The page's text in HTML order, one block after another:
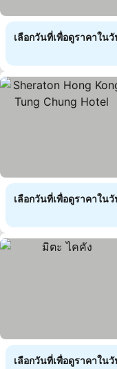
เลือกวันที่เพื่อดูราคาใน
เลือกวันที่เพื่อดูราคาใน
เลือกวันที่เพื่อดูราคาใน